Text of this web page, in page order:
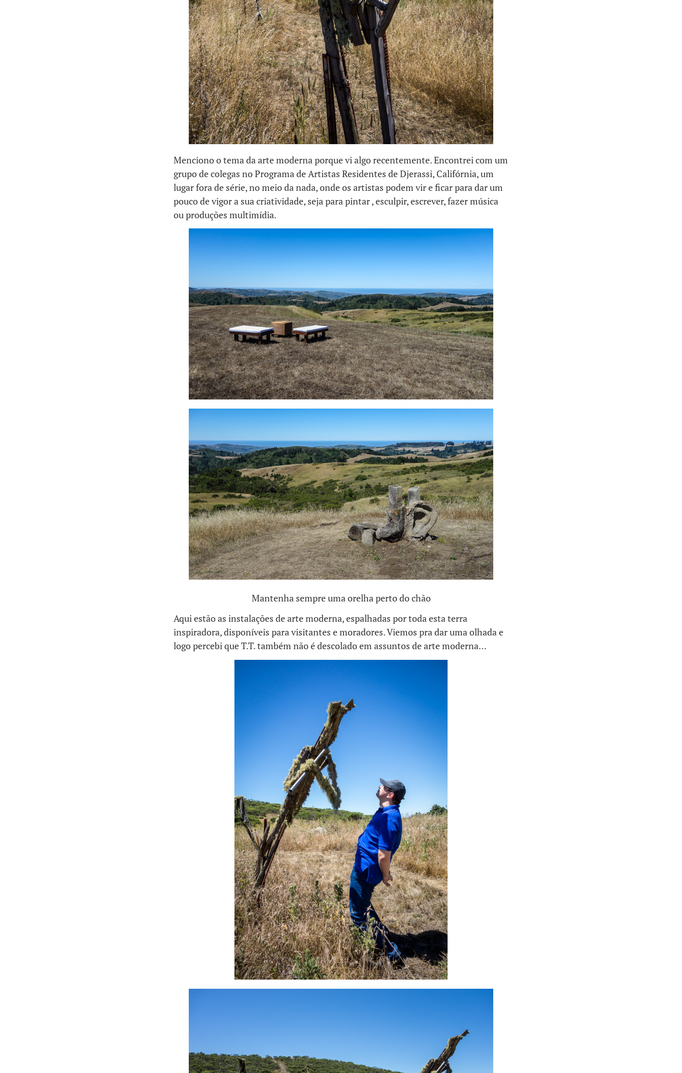
Menciono o tema da arte moderna porque vi algo recentemente. Encontrei com um
grupo de colegas no Programa de Artistas Residentes de Djerassi, Califórnia, um
lugar fora de série, no meio da nada, onde os artistas podem vir e ficar para dar um
pouco de vigor a sua criatividade, seja para pintar , esculpir, escrever, fazer música
ou produções multimídia.
Mantenha sempre uma orelha perto do chão
Aqui estão as instalações de arte moderna, espalhadas por toda esta terra
inspiradora, disponíveis para visitantes e moradores. Viemos pra dar uma olhada e
logo percebi que T.T. também não é descolado em assuntos de arte moderna…